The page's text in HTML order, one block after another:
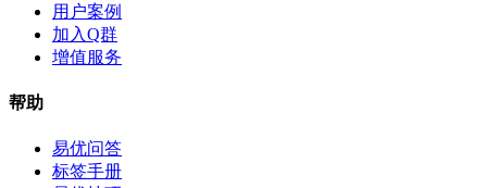
用户案例
加入Q群
增值服务
帮助
易优问答
标签手册